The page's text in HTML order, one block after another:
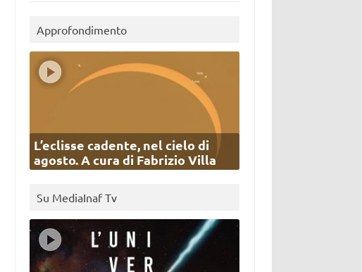
Approfondimento
L’eclisse cadente, nel cielo di
agosto. A cura di Fabrizio Villa
Su MediaInaf Tv